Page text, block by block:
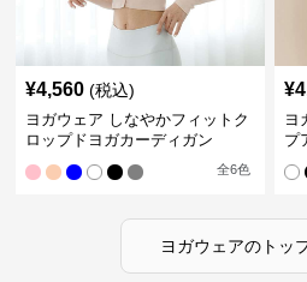
¥4,560 (税込)
ヨガウェア しなやかフィットク
ロップドヨガカーディガン
全6色
¥
ヨ
プ
ヨガウェアのトッ